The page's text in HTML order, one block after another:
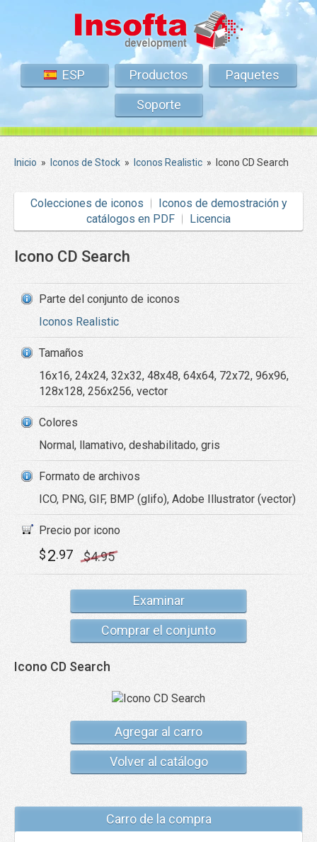
ESP Productos
Paquetes
Soporte
Inicio » Iconos de Stock » Iconos Realistic » Icono CD Search
Colecciones de iconos
Iconos de demostración y
catálogos en PDF
Licencia
Icono CD Search
Parte del conjunto de iconos
Iconos Realistic
Tamaños
16x16, 24x24, 32x32, 48x48, 64x64, 72x72, 96x96,
128x128, 256x256, vector
Colores
Normal, llamativo, deshabilitado, gris
Formato de archivos
ICO, PNG, GIF, BMP (glifo), Adobe Illustrator (vector)
Precio por icono
$2.97 $4.95
Examinar
Comprar el conjunto
Icono CD Search
Agregar al carro
Volver al catálogo
Carro de la compra